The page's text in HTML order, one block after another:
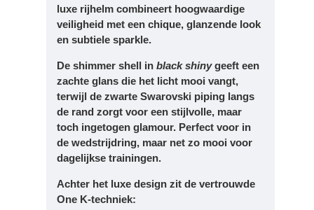
luxe rijhelm combineert hoogwaardige
veiligheid met een chique, glanzende look
en subtiele sparkle.
De shimmer shell in black shinygeeft een
zachte glans die het licht mooi vangt,
terwijl de zwarte Swarovski piping langs
de rand zorgt voor een stijlvolle, maar
toch ingetogen glamour. Perfect voor in
de wedstrijdring, maar net zo mooi voor
dagelijkse trainingen.
Achter het luxe design zit de vertrouwde
One K-techniek: